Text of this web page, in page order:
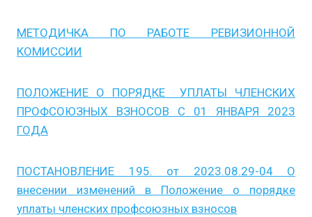
МЕТОДИЧКА ПО РАБОТЕ РЕВИЗИОННОЙ
КОМИССИИ
ПОЛОЖЕНИЕ О ПОРЯДКЕ УПЛАТЫ ЧЛЕНСКИХ
ПРОФСОЮЗНЫХ ВЗНОСОВ С 01 ЯНВАРЯ 2023
ГОДА
ПОСТАНОВЛЕНИЕ 195. от 2023.08.29-04 О
внесении изменений в Положение о порядке
уплаты членских профсоюзных взносов